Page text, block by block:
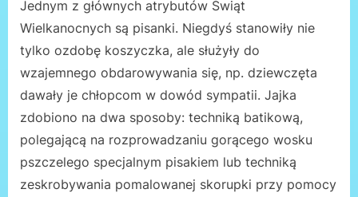
Jednym z głównych atrybutów Świąt
Wielkanocnych są pisanki. Niegdyś stanowiły nie
tylko ozdobę koszyczka, ale służyły do
wzajemnego obdarowywania się, np. dziewczęta
dawały je chłopcom w dowód sympatii. Jajka
zdobiono na dwa sposoby: techniką batikową,
polegającą na rozprowadzaniu gorącego wosku
pszczelego specjalnym pisakiem lub techniką
zeskrobywania pomalowanej skorupki przy pomocy